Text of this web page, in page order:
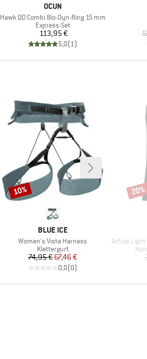
MARKE
OCUN
Artikel
Hawk QD Combi Bio-Dyn-Ring 15 mm
Produktgruppe
Express-Set
Preis
113,95 €
5,0(1)
MARKE
BLUE ICE
Artikel
Women's Vista Harness
Produktgruppe
Klettergurt
Preis
74,95 €reduzierter Preis
67,46 €
0,0(0)
Rabatt
10%
Artikel
Active Light
20%